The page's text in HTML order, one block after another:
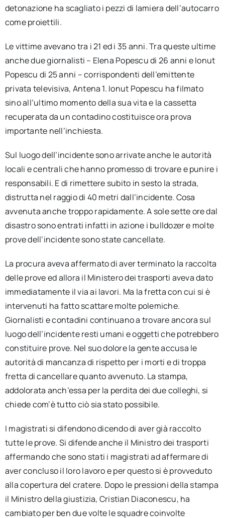
detonazione ha scagliato i pezzi di lamiera dell’autocarro
come proiettili.
Le vittime avevano tra i 21 ed i 35 anni. Tra queste ultime
anche due giornalisti – Elena Popescu di 26 anni e Ionut
Popescu di 25 anni – corrispondenti dell’emittente
privata televisiva, Antena 1. Ionut Popescu ha filmato
sino all’ultimo momento della sua vita e la cassetta
recuperata da un contadino costituisce ora prova
importante nell’inchiesta.
Sul luogo dell’incidente sono arrivate anche le autorità
locali e centrali che hanno promesso di trovare e punire i
responsabili. E di rimettere subito in sesto la strada,
distrutta nel raggio di 40 metri dall’incidente. Cosa
avvenuta anche troppo rapidamente. A sole sette ore dal
disastro sono entrati infatti in azione i bulldozer e molte
prove dell’incidente sono state cancellate.
La procura aveva affermato di aver terminato la raccolta
delle prove ed allora il Ministero dei trasporti aveva dato
immediatamente il via ai lavori. Ma la fretta con cui si è
intervenuti ha fatto scattare molte polemiche.
Giornalisti e contadini continuano a trovare ancora sul
luogo dell’incidente resti umani e oggetti che potrebbero
constituire prove. Nel suo dolore la gente accusa le
autorità di mancanza di rispetto per i morti e di troppa
fretta di cancellare quanto avvenuto. La stampa,
addolorata anch’essa per la perdita dei due colleghi, si
chiede com’è tutto ciò sia stato possibile.
I magistrati si difendono dicendo di aver già raccolto
tutte le prove. Si difende anche il Ministro dei trasporti
affermando che sono stati i magistrati ad affermare di
aver concluso il loro lavoro e per questo si è provveduto
alla copertura del cratere. Dopo le pressioni della stampa
il Ministro della giustizia, Cristian Diaconescu, ha
cambiato per ben due volte le squadre coinvolte